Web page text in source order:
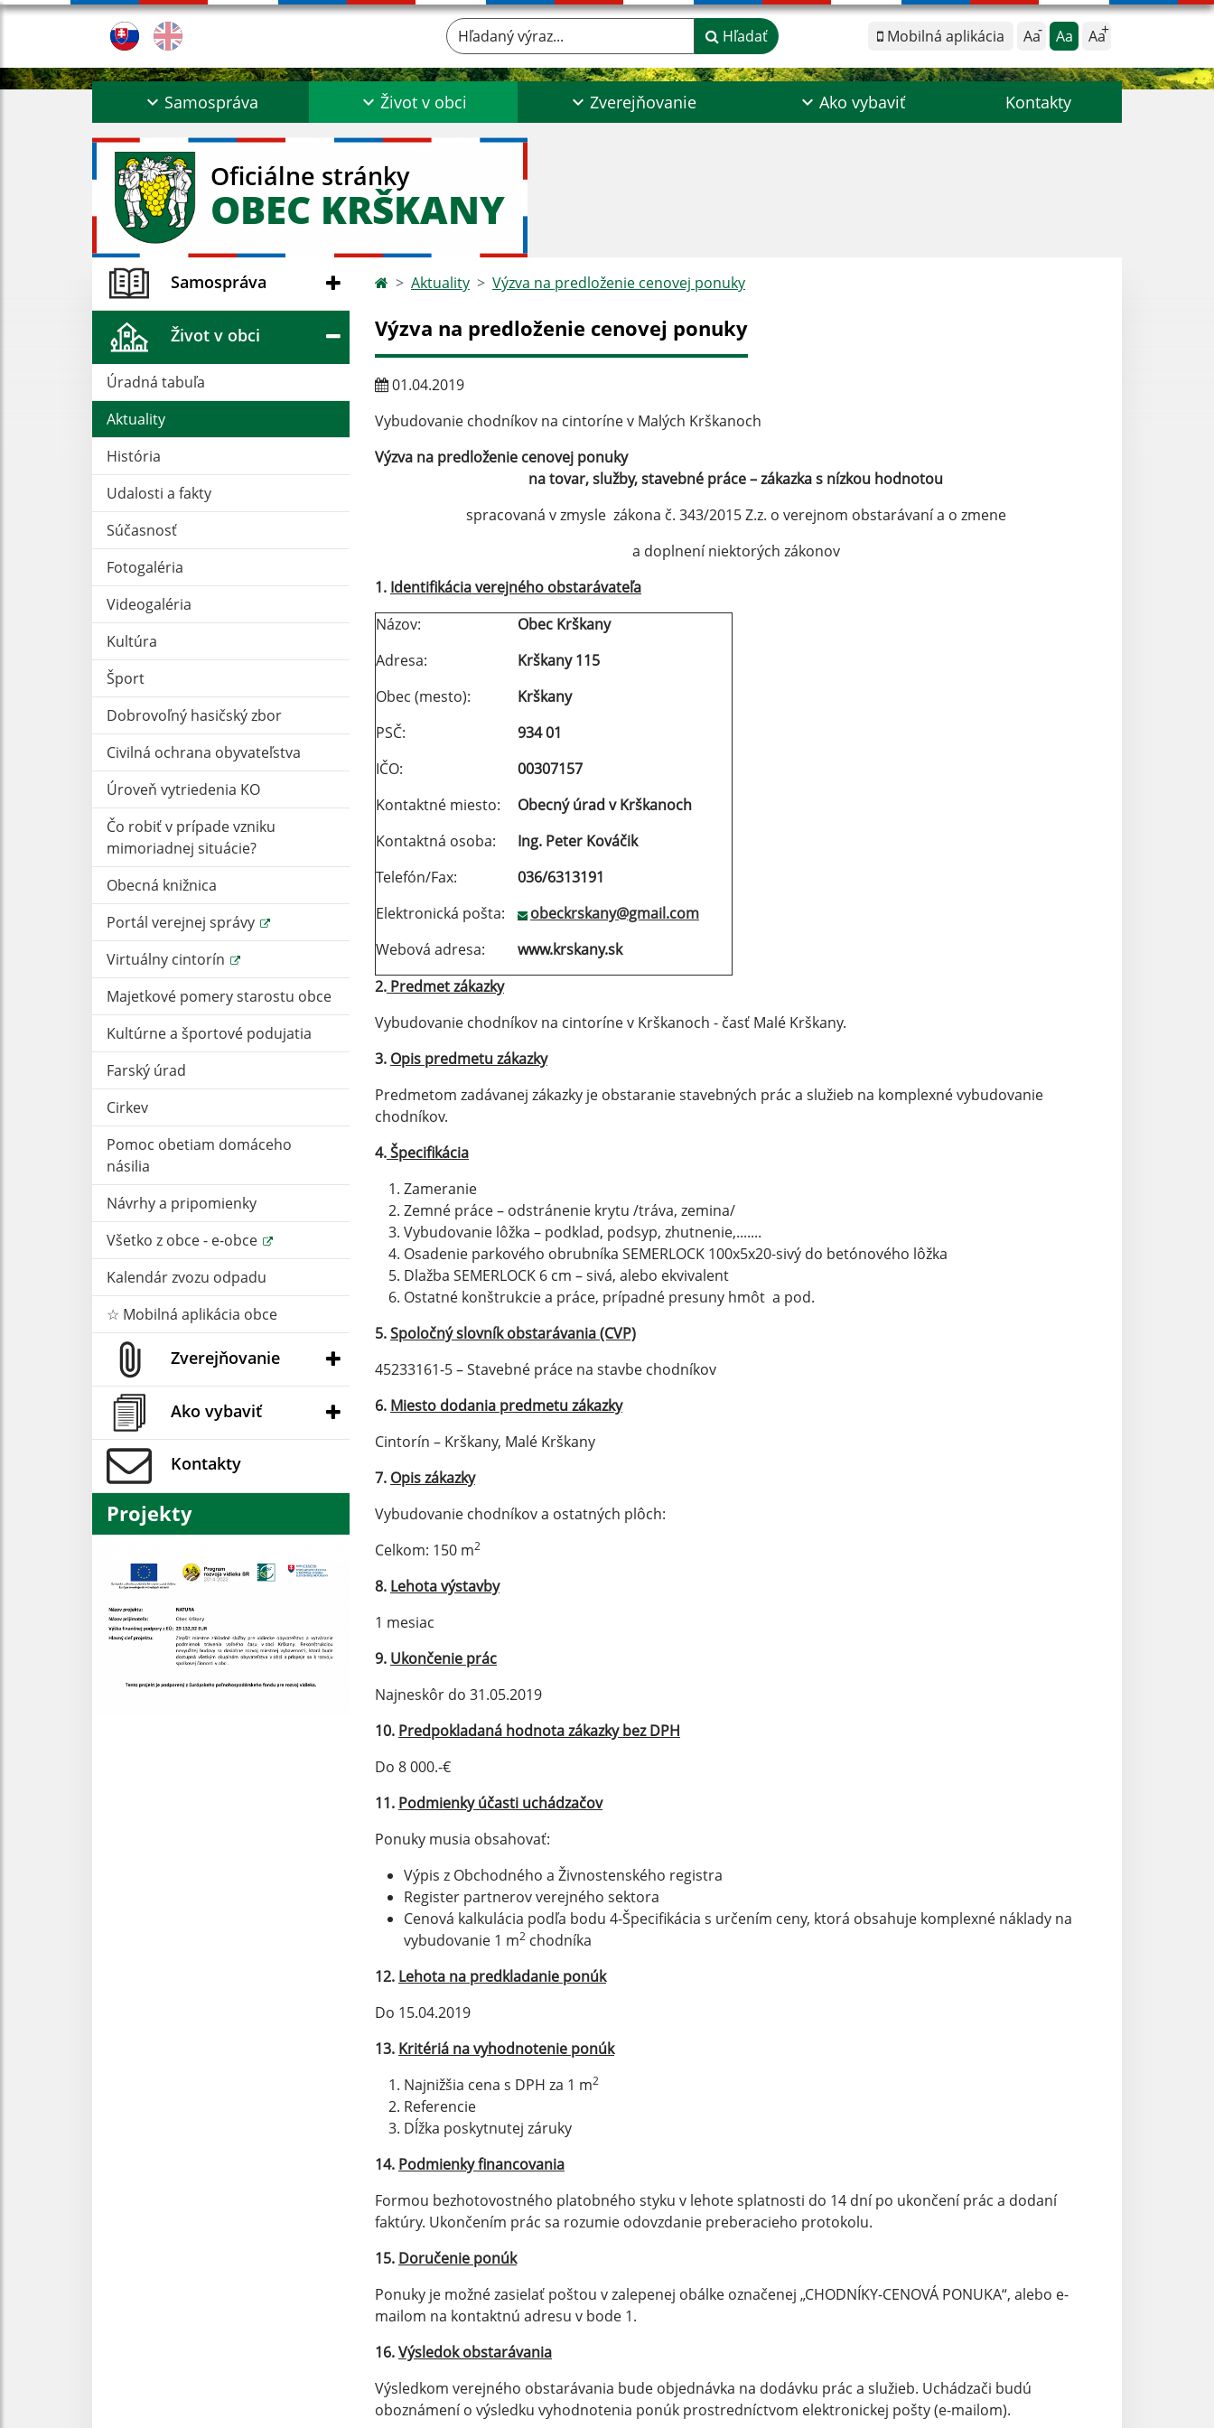
Mobilná aplikácia Aa Aa Aa
Hľadaný výraz... Hľadať
Samospráva Život v obci Zverejňovanie Ako vybaviť Kontakty
Oficiálne stránky
OBEC KRŠKANY
Samospráva
Život v obci
Úradná tabuľa
Aktuality
História
Udalosti a fakty
Súčasnosť
Fotogaléria
Videogaléria
Kultúra
Šport
Dobrovoľný hasičský zbor
Civilná ochrana obyvateľstva
Úroveň vytriedenia KO
Čo robiť v prípade vzniku
mimoriadnej situácie?
Obecná knižnica
Portál verejnej správy
Virtuálny cintorín
Majetkové pomery starostu obce
Kultúrne a športové podujatia
Farský úrad
Cirkev
Pomoc obetiam domáceho
násilia
Návrhy a pripomienky
Všetko z obce - e-obce
Kalendár zvozu odpadu
☆ Mobilná aplikácia obce
Zverejňovanie
Ako vybaviť
Kontakty
Projekty
Aktuality Výzva na predloženie cenovej ponuky
Výzva na predloženie cenovej ponuky
01.04.2019
Vybudovanie chodníkov na cintoríne v Malých Krškanoch
Výzva na predloženie cenovej ponuky
na tovar, služby, stavebné práce – zákazka s nízkou hodnotou
spracovaná v zmysle zákona č. 343/2015 Z.z. o verejnom obstarávaní a o zmene
a doplnení niektorých zákonov
1. Identifikácia verejného obstarávateľa
Názov:
Obec Krškany
Adresa:
Krškany 115
Obec (mesto):
Krškany
PSČ:
934 01
IČO:
00307157
Kontaktné miesto:
Obecný úrad v Krškanoch
Kontaktná osoba:
Ing. Peter Kováčik
Telefón/Fax:
036/6313191
Elektronická pošta:
obeckrskany@gmail.com
Webová adresa:
www.krskany.sk
2. Predmet zákazky
Vybudovanie chodníkov na cintoríne v Krškanoch - časť Malé Krškany.
3. Opis predmetu zákazky
Predmetom zadávanej zákazky je obstaranie stavebných prác a služieb na komplexné vybudovanie
chodníkov.
4.Špecifikácia
Zameranie
Zemné práce – odstránenie krytu /tráva, zemina/
Vybudovanie lôžka – podklad, podsyp, zhutnenie,.......
Osadenie parkového obrubníka SEMERLOCK 100x5x20-sivý do betónového lôžka
Dlažba SEMERLOCK 6 cm – sivá, alebo ekvivalent
Ostatné konštrukcie a práce, prípadné presuny hmôt a pod.
5.Spoločný slovník obstarávania (CVP)
45233161-5 – Stavebné práce na stavbe chodníkov
6. Miesto dodania predmetu zákazky
Cintorín – Krškany, Malé Krškany
7. Opis zákazky
Vybudovanie chodníkov a ostatných plôch:
Celkom: 150 m2
8. Lehota výstavby
1 mesiac
9. Ukončenie prác
Najneskôr do 31.05.2019
10. Predpokladaná hodnota zákazky bez DPH
Do 8 000.-€
11. Podmienky účasti uchádzačov
Ponuky musia obsahovať:
Výpis z Obchodného a Živnostenského registra
Register partnerov verejného sektora
Cenová kalkulácia podľa bodu 4-Špecifikácia s určením ceny, ktorá obsahuje komplexné náklady na
vybudovanie 1 m2 chodníka
12. Lehota na predkladanie ponúk
Do 15.04.2019
13. Kritériá na vyhodnotenie ponúk
Najnižšia cena s DPH za 1 m2
Referencie
Dĺžka poskytnutej záruky
14. Podmienky financovania
Formou bezhotovostného platobného styku v lehote splatnosti do 14 dní po ukončení prác a dodaní
faktúry. Ukončením prác sa rozumie odovzdanie preberacieho protokolu.
15. Doručenie ponúk
Ponuky je možné zasielať poštou v zalepenej obálke označenej „CHODNÍKY-CENOVÁ PONUKA“, alebo e-
mailom na kontaktnú adresu v bode 1.
16.Výsledok obstarávania
Výsledkom verejného obstarávania bude objednávka na dodávku prác a služieb. Uchádzači budú
oboznámení o výsledku vyhodnotenia ponúk prostredníctvom elektronickej pošty (e-mailom).